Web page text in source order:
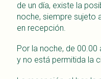
de un día, existe la
noche, siempre sujeto
en recepción.
Por la noche, de
y no está permitida la